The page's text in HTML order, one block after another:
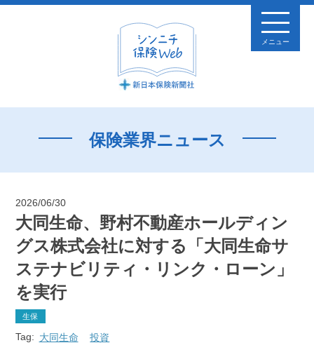
メニュー
保険業界ニュース
2026/06/30
大同生命、野村不動産ホールディン
グス株式会社に対する「大同生命サ
ステナビリティ・リンク・ローン」
を実行
生保
Tag: 大同生命 投資